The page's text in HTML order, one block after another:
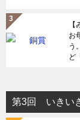
お
う
ど
第3回 いきい